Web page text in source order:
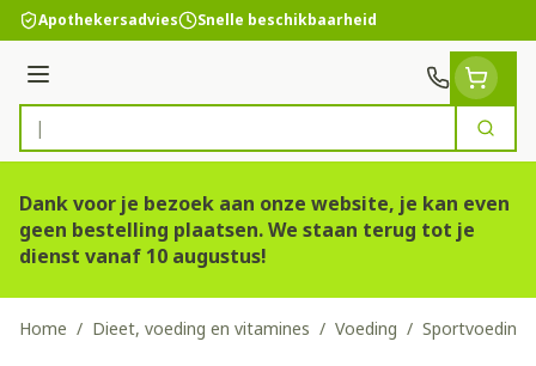
Ga naar de inhoud
Apothekersadvies Snelle beschikbaarheid
Menu
Product, merk, categorie...
Zoek
Dank voor je bezoek aan onze website, je kan even
geen bestelling plaatsen. We staan terug tot je
dienst vanaf 10 augustus!
Home / Dieet, voeding en vitamines / Voeding / Sportvoeding